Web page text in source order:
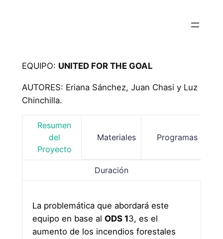
EQUIPO: UNITED FOR THE GOAL
AUTORES: Eriana Sánchez, Juan Chasi y Luz
Chinchilla.
Resumen
del
Proyecto
Materiales Programas
Duración
La problemática que abordará este
equipo en base al ODS 13, es el
aumento de los incendios forestales